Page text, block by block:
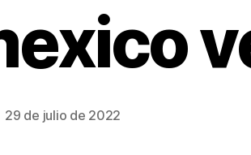
29 de julio de 2022